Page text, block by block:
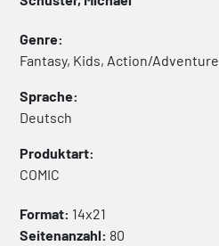
Genre:
Fantasy, Kids, Action/Adventure
Sprache:
Deutsch
Produktart:
COMIC
Format: 14x21
Seitenanzahl: 80